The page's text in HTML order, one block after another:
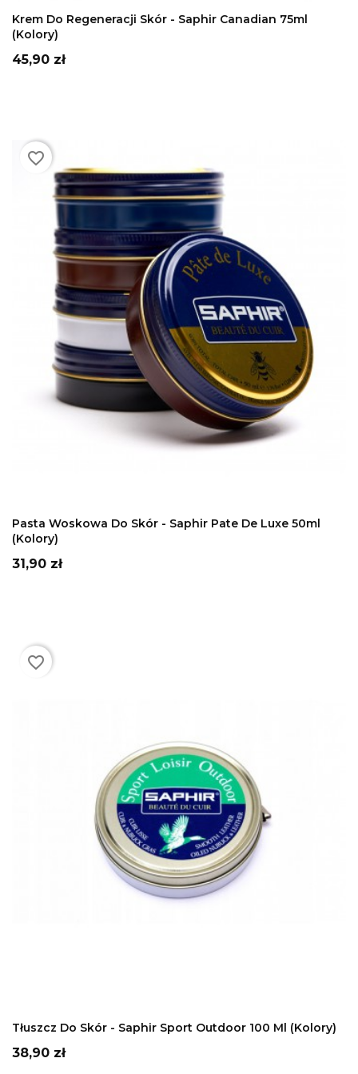
Krem Do Regeneracji Skór - Saphir Canadian 75ml
(kolory)
Cena
45,90 zł
Pasta Woskowa Do Skór - Saphir Pate De Luxe 50ml
(kolory)
Cena
31,90 zł
favorite_border
Tłuszcz Do Skór - Saphir Sport Outdoor 100 Ml (kolory)
Cena
38,90 zł
favorite_border